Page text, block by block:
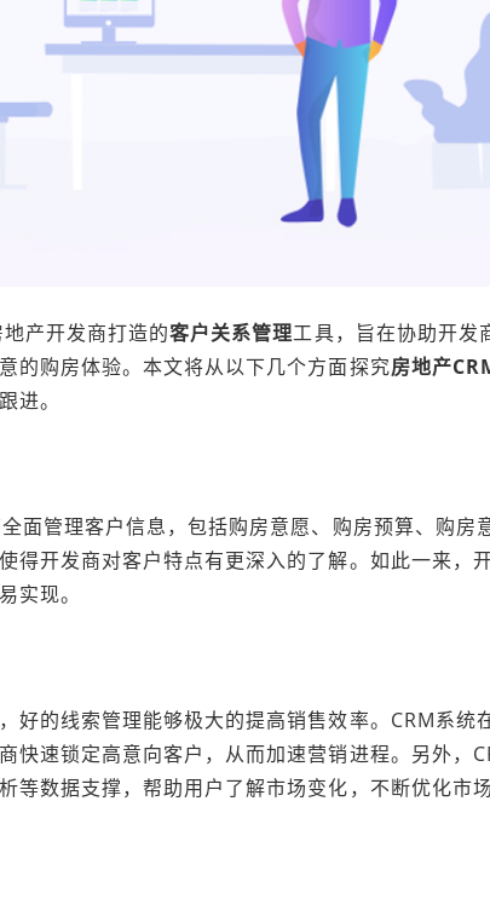
产开发商打造的客户关系管理工具，旨在协助开发
的购房体验。本文将从以下几个方面探究房地产
进。
面管理客户信息，包括购房意愿、购房预算、购房
得开发商对客户特点有更深入的了解。如此一来，
实现。
好的线索管理能够极大的提高销售效率。CRM系统
快速锁定高意向客户，从而加速营销进程。另外，
等数据支撑，帮助用户了解市场变化，不断优化市场